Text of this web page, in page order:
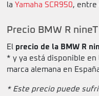
la Yamaha SCR950, entre
Precio BMW R
El precio de la BMW R
* y ya está disponible en
marca alemana en
* Este precio puede